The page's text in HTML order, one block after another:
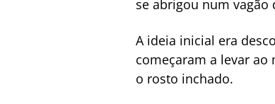
se abrigou num vagão
A ideia inicial era
começaram a levar
o rosto inchado.